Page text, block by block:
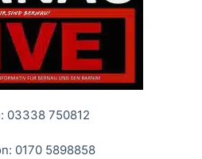
03338 750812
0170 5898858